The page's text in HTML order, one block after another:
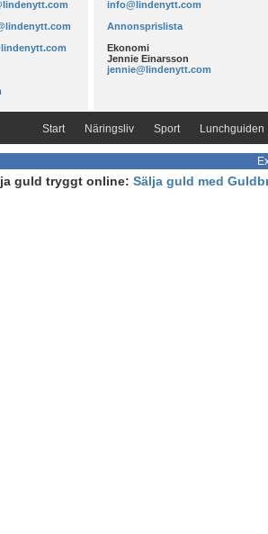
info@lindenytt.com
Annonsprislista
Ekonomi
Jennie Einarsson
jennie@lindenytt.com
Start Näringsliv Sport Lunchguiden
guld tryggt online: Sälja guld med